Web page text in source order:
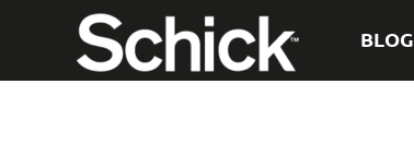
BLOG